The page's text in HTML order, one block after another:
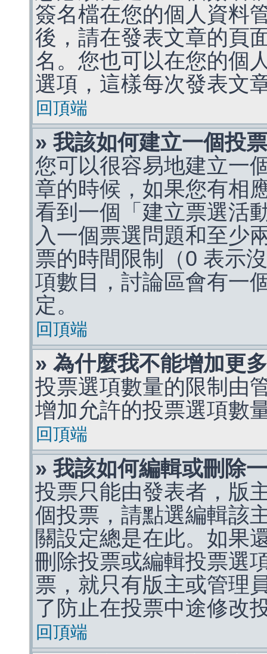
簽名檔在您的個人資料
後，請在發表文章的頁
名。您也可以在您的個
選項，這樣每次發表文
回頂端
» 我該如何建立一個投
您可以很容易地建立一
章的時候，如果您有相
看到一個「建立票選活
入一個票選問題和至少
票的時間限制（0 表示
項數目，討論區會有一
定。
回頂端
» 為什麼我不能增加更
投票選項數量的限制由
增加允許的投票選項數
回頂端
» 我該如何編輯或刪除
投票只能由發表者，版
個投票，請點選編輯該
關設定總是在此。如果
刪除投票或編輯投票選
票，就只有版主或管理
了防止在投票中途修改
回頂端